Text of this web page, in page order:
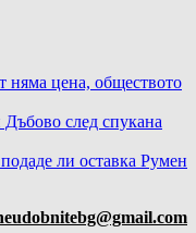
няма цена, обществото
след спукана
ли оставка Румен